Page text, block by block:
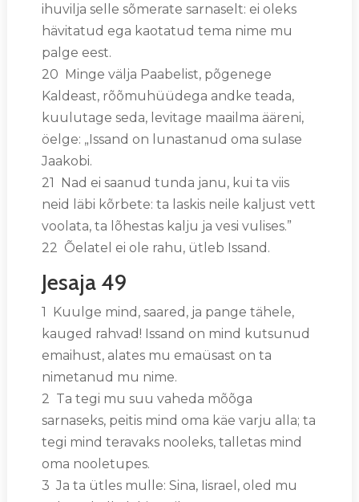
ihuvilja selle sõmerate sarnaselt: ei oleks
hävitatud ega kaotatud tema nime mu
palge eest.
20 Minge välja Paabelist, põgenege
Kaldeast, rõõmuhüüdega andke teada,
kuulutage seda, levitage maailma ääreni,
öelge: „Issand on lunastanud oma sulase
Jaakobi.
21 Nad ei saanud tunda janu, kui ta viis
neid läbi kõrbete: ta laskis neile kaljust vett
voolata, ta lõhestas kalju ja vesi vulises.”
22 Õelatel ei ole rahu, ütleb Issand.
Jesaja 49
1 Kuulge mind, saared, ja pange tähele,
kauged rahvad! Issand on mind kutsunud
emaihust, alates mu emaüsast on ta
nimetanud mu nime.
2 Ta tegi mu suu vaheda mõõga
sarnaseks, peitis mind oma käe varju alla; ta
tegi mind teravaks nooleks, talletas mind
oma nooletupes.
3 Ja ta ütles mulle: Sina, Iisrael, oled mu